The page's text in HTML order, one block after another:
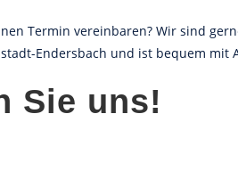
Termin vereinbaren? Wir sind
Endersbach und ist bequem
Sie uns!